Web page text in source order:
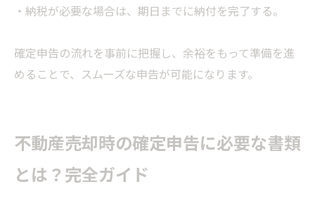
・納税が必要な場合は、期日までに納付を完了する。
確定申告の流れを事前に把握し、余裕をもって準備を進
めることで、スムーズな申告が可能になります。
不動産売却時の確定申告に必要な書類
とは？完全ガイド